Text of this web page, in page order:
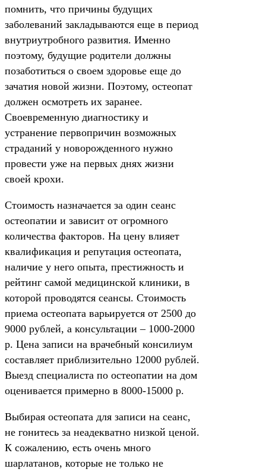
помнить, что причины будущих
заболеваний закладываются еще в период
внутриутробного развития. Именно
поэтому, будущие родители должны
позаботиться о своем здоровье еще до
зачатия новой жизни. Поэтому, остеопат
должен осмотреть их заранее.
Своевременную диагностику и
устранение первопричин возможных
страданий у новорожденного нужно
провести уже на первых днях жизни
своей крохи.
Стоимость назначается за один сеанс
остеопатии и зависит от огромного
количества факторов. На цену влияет
квалификация и репутация остеопата,
наличие у него опыта, престижность и
рейтинг самой медицинской клиники, в
которой проводятся сеансы. Стоимость
приема остеопата варьируется от 2500 до
9000 рублей, а консультации – 1000-2000
р. Цена записи на врачебный консилиум
составляет приблизительно 12000 рублей.
Выезд специалиста по остеопатии на дом
оценивается примерно в 8000-15000 р.
Выбирая остеопата для записи на сеанс,
не гонитесь за неадекватно низкой ценой.
К сожалению, есть очень много
шарлатанов, которые не только не